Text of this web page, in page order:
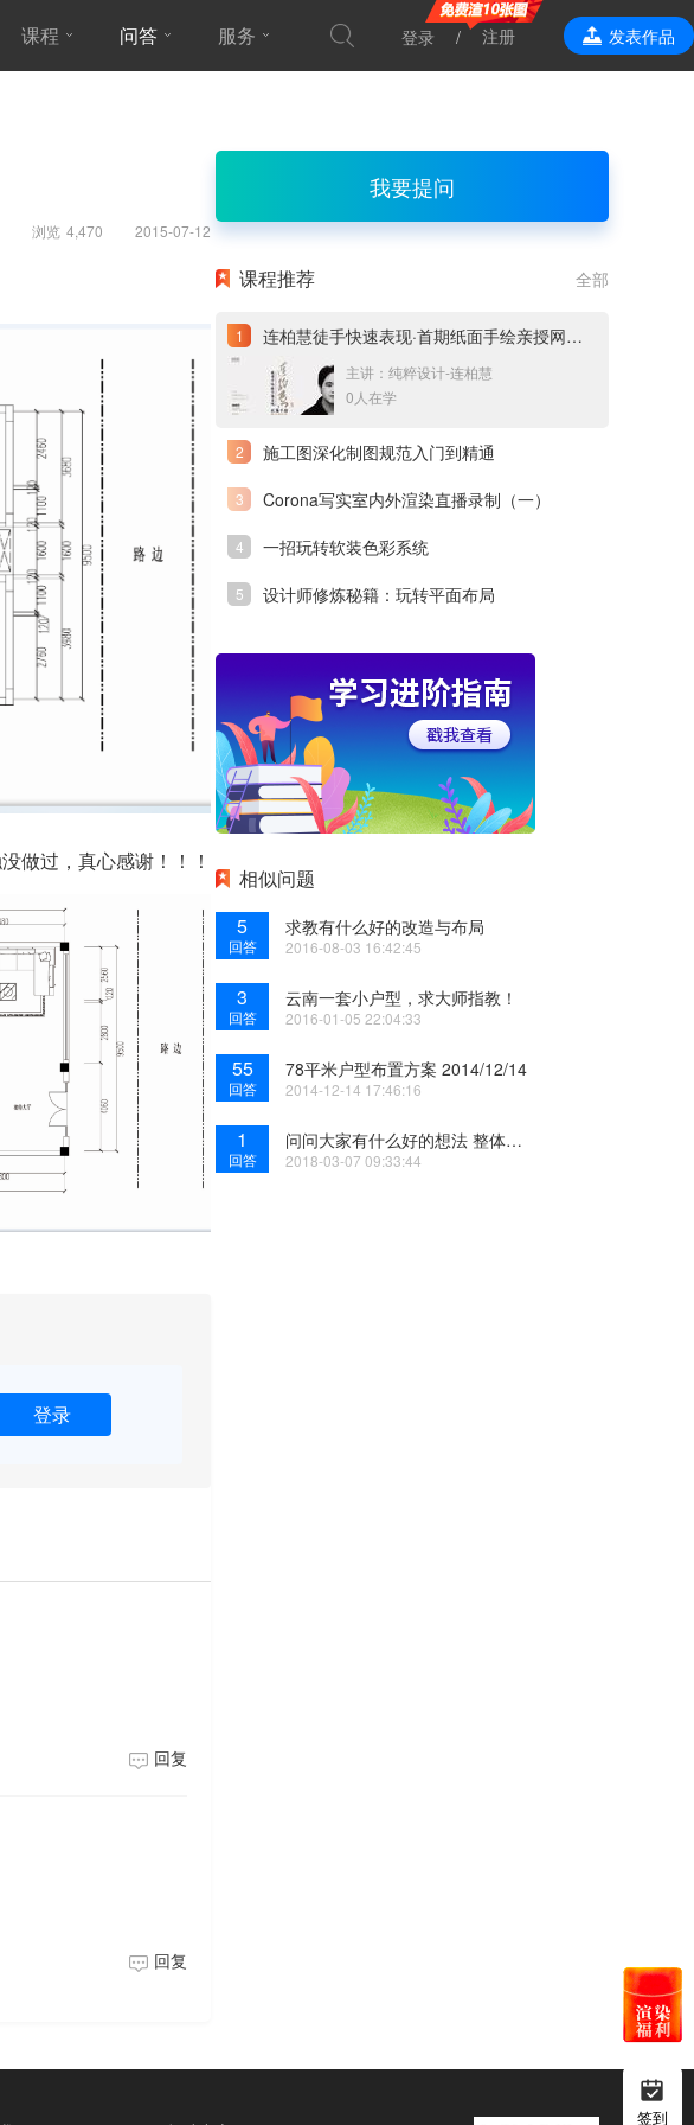
课程 问答 服务
效果表现
登录 注册 发表作品
浏览 4,470 2015-07-12
做过，真心感谢！！！
登录
回复
回复
我要提问
全部
课程推荐
连柏慧徒手快速表现·首期纸面手绘亲授网络直播课
主讲：纯粹设计-连柏慧
0人在学
施工图深化制图规范入门到精通
Corona写实室内外渲染直播录制（一）
一招玩转软装色彩系统
设计师修炼秘籍：玩转平面布局
相似问题
5
回答
求教有什么好的改造与布局
2016-08-03 16:42:45
3
回答
云南一套小户型，求大师指教！
2016-01-05 22:04:33
55
回答
78平米户型布置方案 2014/12/14
2014-12-14 17:46:16
1
回答
问问大家有什么好的想法 整体格局上？
2018-03-07 09:33:44
签到